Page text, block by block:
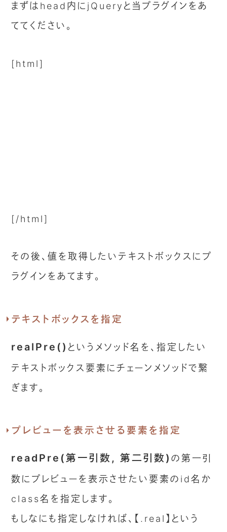
まずはhead内にjQueryと当プラグインをあ
ててください。
[html]
[/html]
その後、値を取得したいテキストボックスにプ
ラグインをあてます。
テキストボックスを指定
realPre() というメソッド名を、指定したい
テキストボックス要素にチェーンメソッドで繋
ぎます。
プレビューを表示させる要素を指定
readPre(第一引数, 第二引数)の第一引
数にプレビューを表示させたい要素のid名か
class名を指定します。
もしなにも指定しなければ、【.real】という